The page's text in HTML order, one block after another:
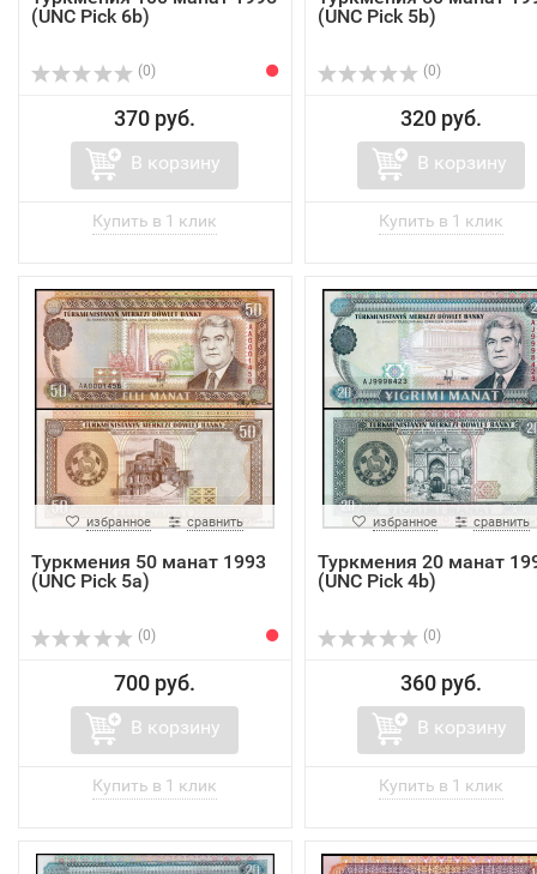
(UNC Pick 6b)
(0)
370 руб.
В корзину
(UNC Pick 5b)
(0)
320 руб.
В корзину
избранное сравнить
Туркмения 50 манат 1993
(UNC Pick 5a)
(0)
700 руб.
В корзину
избранное сравнить
Туркмения 20 манат
(UNC Pick 4b)
(0)
360 руб.
В корзину